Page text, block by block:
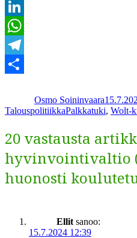
Email
LinkedIn
WhatsApp
Telegram
Osmo Soininvaara
TalouspolitiikkaAvainsanat
Palkkatuki, Wolt-
20 vastausta
hyvinvointivaltio
huonosti
Ellit sanoo:
15.7.2024 12:39